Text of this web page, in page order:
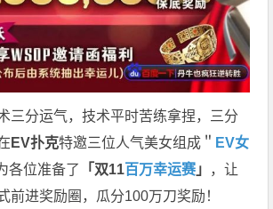
三分运气，技术平时苦练拿捏，三分
EV扑克特邀三位人气美女组成＂ EV女
各位准备了 「双11百万幸运赛」 ，让
前进奖励圈，瓜分100万刀奖励！